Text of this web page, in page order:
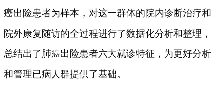
癌出险患者为样本，对这一群体的院内诊断治疗和
院外康复随访的全过程进行了数据化分析和整理，
总结出了肺癌出险患者六大就诊特征，为更好分析
和管理已病人群提供了基础。